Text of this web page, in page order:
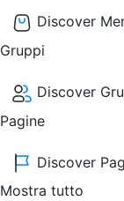
Discover
Gruppi
Discover
Pagine
Discover
Mostra tutto